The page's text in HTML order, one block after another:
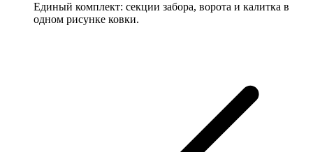
Единый комплект: секции забора, ворота и калитка в
одном рисунке ковки.